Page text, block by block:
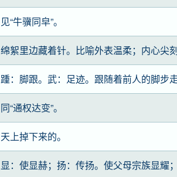
见“牛骥同皁”。
绵絮里边藏着针。比喻外表温柔；内心尖
踵：脚跟。武：足迹。跟随着前人的脚步
同“通权达变”。
天上掉下来的。
显：使显赫；扬：传扬。使父母宗族显耀